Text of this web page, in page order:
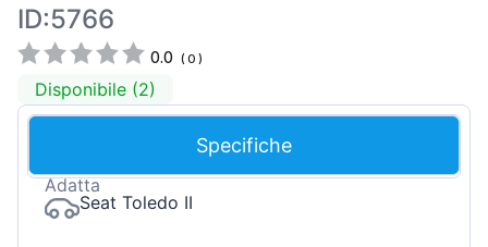
ID:5766
0.0 (0 )
Disponibile (2)
Specifiche
Adatta
Seat Toledo II